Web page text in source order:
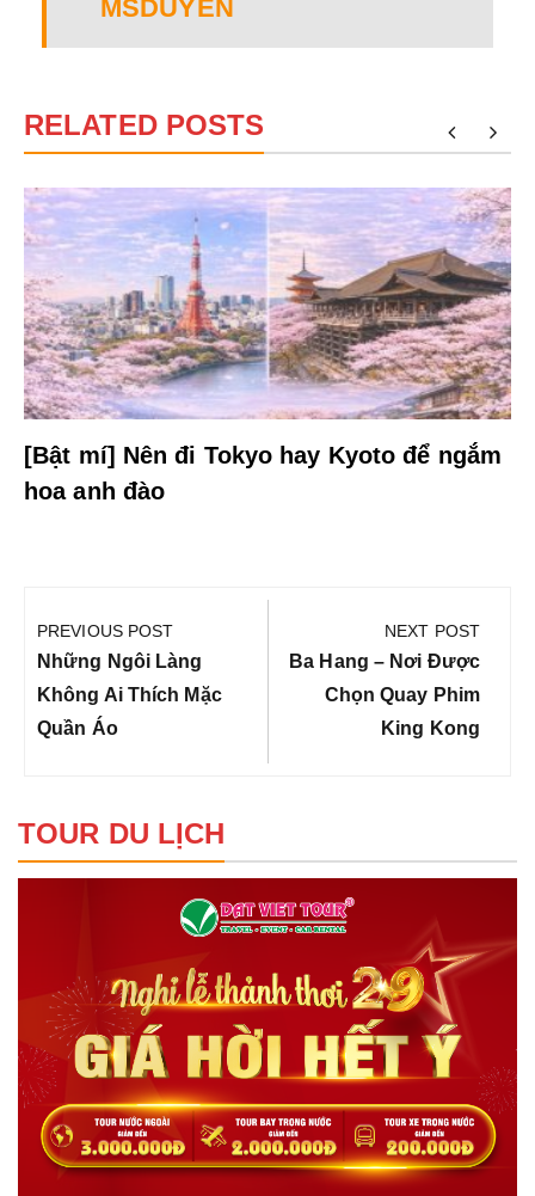
MSDUYEN
RELATED POSTS
[Bật mí] Nên đi Tokyo hay Kyoto để ngắm
hoa anh đào
hướng
bài
viết
PREVIOUS POST
Previous
Post:
Những Ngôi Làng
Không Ai Thích Mặc
Quần Áo
NEXT POST
Next
Post:
Ba Hang – Nơi Được
Chọn Quay Phim
King Kong
TOUR DU LỊCH